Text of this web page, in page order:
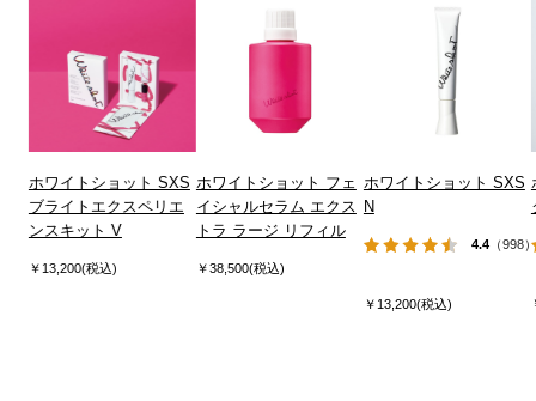
ホワイトショット SXS
ブライトエクスペリエ
ンスキット V
￥13,200(税込)
ホワイトショット フェ
イシャルセラム エクス
トラ ラージ リフィル
￥38,500(税込)
ホワイトショット SXS
N
4.4（998）
￥13,200(税込)